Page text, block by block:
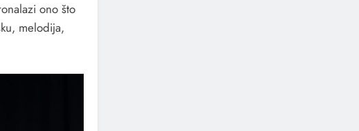
ono što
melodija,